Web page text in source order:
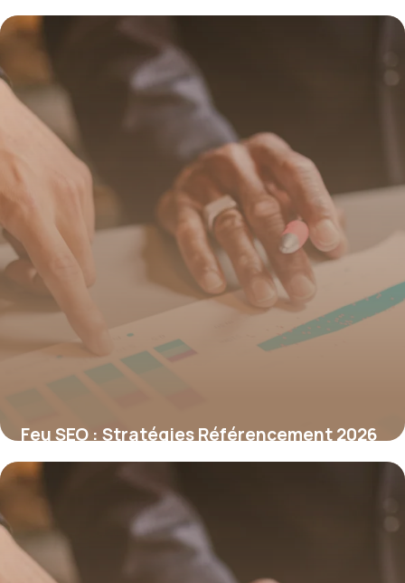
Feu SEO : Stratégies Référencement 2026
29 juin 2026